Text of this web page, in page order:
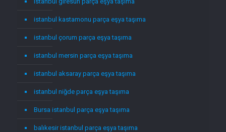
istanbul kastamonu parça eşya taşıma
istanbul çorum parça eşya taşıma
istanbul mersin parça eşya taşıma
istanbul aksaray parça eşya taşıma
istanbul niğde parça eşya taşıma
Bursa istanbul parça eşya taşıma
balıkesir istanbul parça eşya taşıma